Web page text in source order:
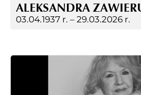
ALEKSANDRA
03.04.1937 r. – 29.03.2026 r.